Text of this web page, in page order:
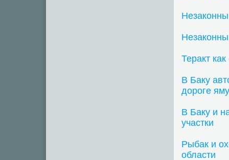
Теракт
В Баку
дороге яму
В Баку и
участки
Рыбак и
области